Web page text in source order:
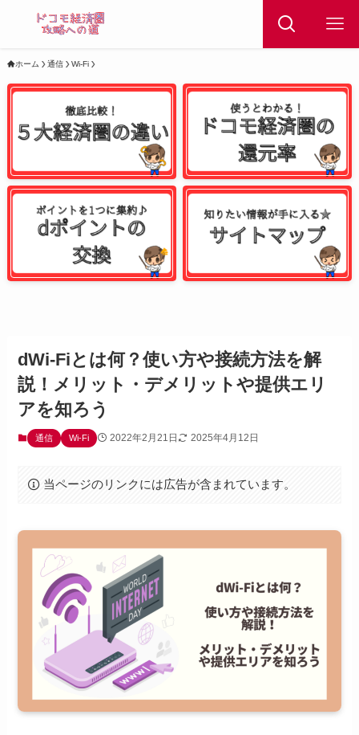
ホーム 通信 Wi-Fi
dWi-Fiとは何？使い方や接続方法を解
説！メリット・デメリットや提供エリ
アを知ろう
通信 Wi-Fi 2022年2月21日 2025年4月12日
当ページのリンクには広告が含まれています。